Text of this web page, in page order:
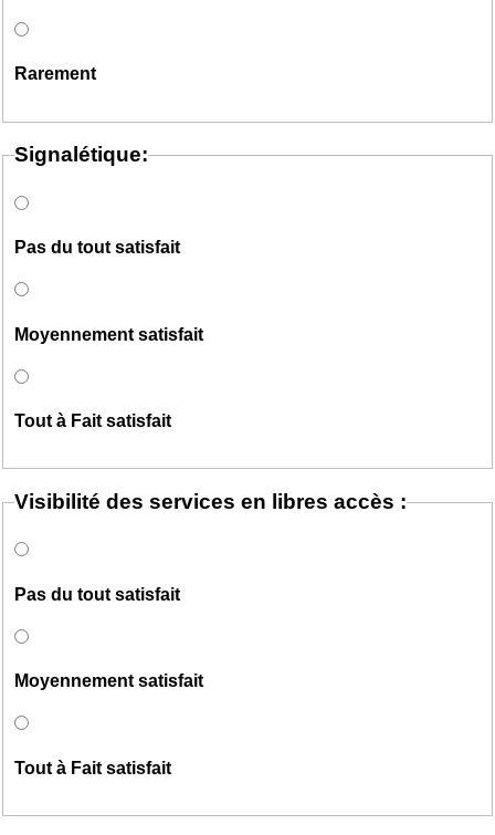
Rarement
Signalétique:
Pas du tout satisfait
Moyennement satisfait
Tout à Fait satisfait
Visibilité des services en libres accès :
Pas du tout satisfait
Moyennement satisfait
Tout à Fait satisfait